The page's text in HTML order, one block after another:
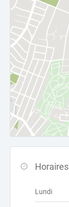
Horaires
Lundi